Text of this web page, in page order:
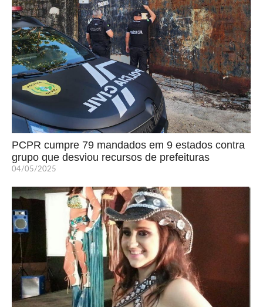
PCPR cumpre 79 mandados em 9 estados contra
grupo que desviou recursos de prefeituras
04/05/2025